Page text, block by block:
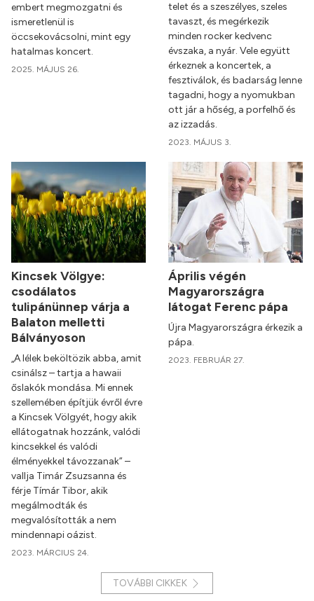
embert megmozgatni és
ismeretlenül is
öccsekovácsolni, mint egy
hatalmas koncert.
2025. MÁJUS 26.
telet és a szeszélyes, szeles
tavaszt, és megérkezik
minden rocker kedvenc
évszaka, a nyár. Vele együtt
érkeznek a koncertek, a
fesztiválok, és badarság lenne
tagadni, hogy a nyomukban
ott jár a hőség, a porfelhő és
az izzadás.
2023. MÁJUS 3.
Kincsek Völgye:
csodálatos
tulipánünnep várja a
Balaton melletti
Bálványoson
„A lélek beköltözik abba, amit
csinálsz – tartja a hawaii
őslakók mondása. Mi ennek
szellemében építjük évről évre
a Kincsek Völgyét, hogy akik
ellátogatnak hozzánk, valódi
kincsekkel és valódi
élményekkel távozzanak” –
vallja Timár Zsuzsanna és
férje Tímár Tibor, akik
megálmodták és
megvalósították a nem
mindennapi oázist.
2023. MÁRCIUS 24.
Április végén
Magyarországra
látogat Ferenc pápa
Újra Magyarországra érkezik a
pápa.
2023. FEBRUÁR 27.
TOVÁBBI CIKKEK